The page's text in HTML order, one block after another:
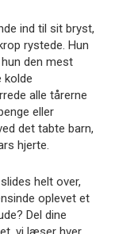
ind til sit bryst,
rystede. Hun
den mest
kolde
alle tårerne
eller
det tabte barn,
hjerte.
helt over,
oplevet et
Del dine